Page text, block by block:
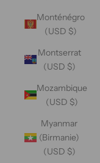
Monténégro
(USD $)
Montserrat
(USD $)
Mozambique
(USD $)
Myanmar
(Birmanie)
(USD $)